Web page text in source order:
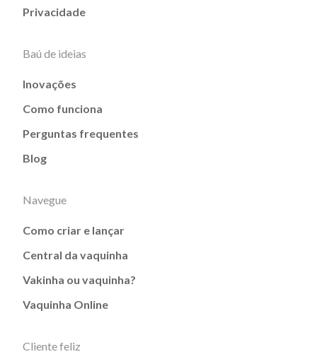
Privacidade
Baú de ideias
Inovações
Como funciona
Perguntas frequentes
Blog
Navegue
Como criar e lançar
Central da vaquinha
Vakinha ou vaquinha?
Vaquinha Online
Cliente feliz